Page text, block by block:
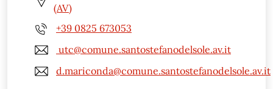
(AV)
+39 0825 673053
utc@comune.santostefanodelsole.av.it
d.mariconda@comune.santostefanodelsole.av.it